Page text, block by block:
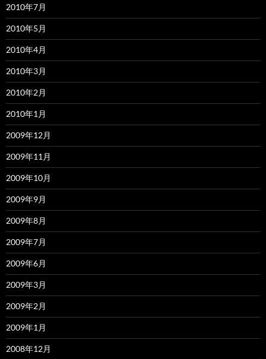
2010年7月
2010年5月
2010年4月
2010年3月
2010年2月
2010年1月
2009年12月
2009年11月
2009年10月
2009年9月
2009年8月
2009年7月
2009年6月
2009年3月
2009年2月
2009年1月
2008年12月